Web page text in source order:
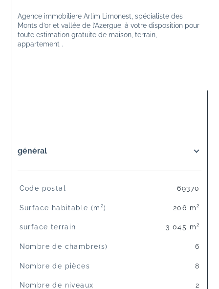
Agence immobiliere Arlim Limonest, spécialiste des
Monts d’or et vallée de l’Azergue, à votre disposition pour
toute estimation gratuite de maison, terrain,
appartement .
général
TRAD_SIROCCO_Caracteristique
Code postal 69370
Surface habitable (m²) 206 m²
surface terrain 3 045 m²
Nombre de chambre(s) 6
Nombre de pièces 8
Nombre de niveaux 2